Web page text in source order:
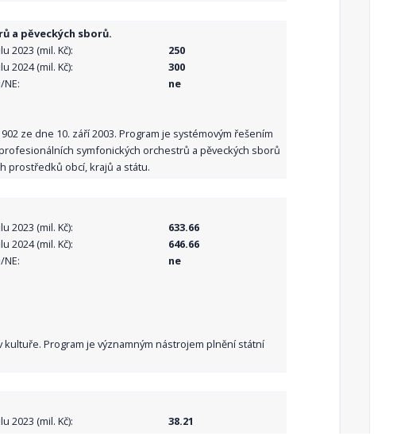
a pěveckých sborů.
2023 (mil. Kč):
250
2024 (mil. Kč):
300
ne
ze dne 10. září 2003. Program je systémovým řešením
symfonických orchestrů a pěveckých sborů
prostředků obcí, krajů a státu.
2023 (mil. Kč):
633.66
2024 (mil. Kč):
646.66
ne
Program je významným nástrojem plnění státní
2023 (mil. Kč):
38.21